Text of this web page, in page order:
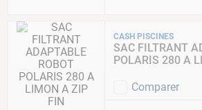
CASH PISCINES
SAC FILTRANT
POLARIS 280 A
Comparer